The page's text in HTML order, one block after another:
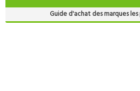
Guide d'achat des marques les